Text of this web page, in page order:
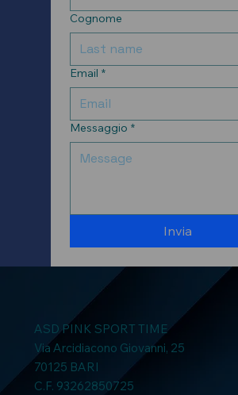
Cognome
Email *
Messaggio *
Invia
ASD PINK SPORT TIME
Via Arcidiacono Giovanni, 25
70125 BARI
C.F. 93262850725